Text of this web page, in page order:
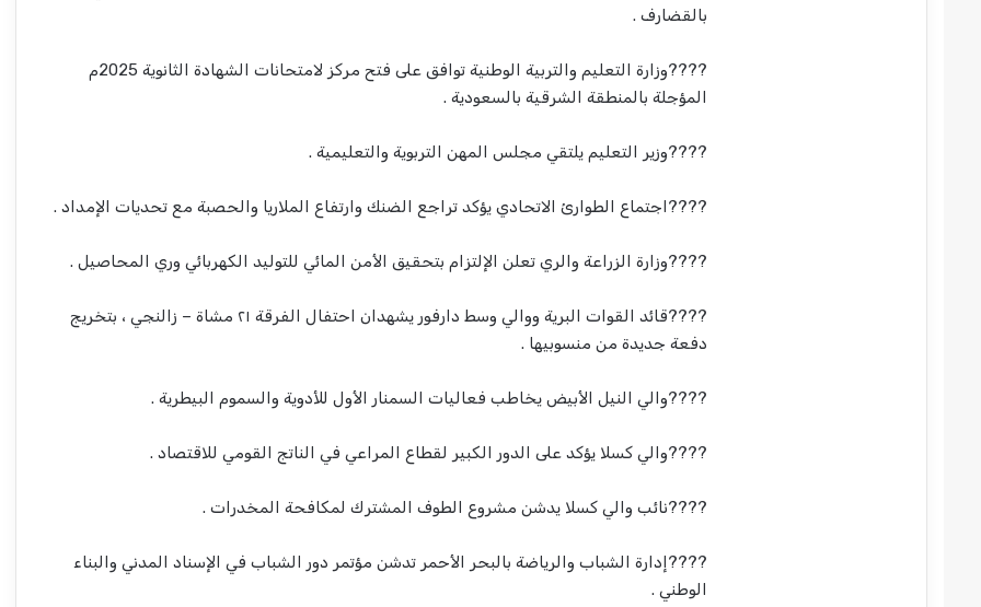
بالقضارف .
????وزارة التعليم والتربية الوطنية توافق على فتح مركز لامتحانات الشهادة الثانوية 2025م
المؤجلة بالمنطقة الشرقية بالسعودية .
????وزير التعليم يلتقي مجلس المهن التربوية والتعليمية .
????اجتماع الطوارئ الاتحادي يؤكد تراجع الضنك وارتفاع الملاريا والحصبة مع تحديات الإمداد .
????وزارة الزراعة والري تعلن الإلتزام بتحقيق الأمن المائي للتوليد الكهربائي وري المحاصيل .
????قائد القوات البرية ووالي وسط دارفور يشهدان احتفال الفرقة ٢١ مشاة – زالنجي ، بتخريج
دفعة جديدة من منسوبيها .
????والي النيل الأبيض يخاطب فعاليات السمنار الأول للأدوية والسموم البيطرية .
????والي كسلا يؤكد على الدور الكبير لقطاع المراعي في الناتج القومي للاقتصاد .
????نائب والي كسلا يدشن مشروع الطوف المشترك لمكافحة المخدرات .
????إدارة الشباب والرياضة بالبحر الأحمر تدشن مؤتمر دور الشباب في الإسناد المدني والبناء
الوطني .